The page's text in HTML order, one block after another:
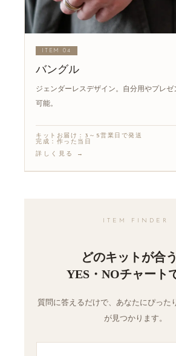
ITEM 04
バングル
ジェンダーレスデザイン。自分用やプレゼ
可能。
キットお届け：3～5営業日で発送
完成：作った当日
詳しく見る →
ITEM FINDER
どのキットが合
YES・NOチャート
質問に答えるだけで、あなたにぴった
が見つかります。